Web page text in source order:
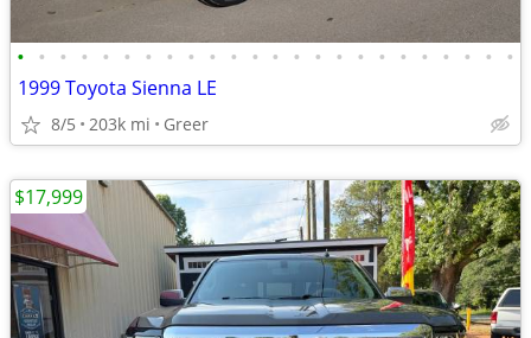
• • • • • • • • • • • • • • • • • • • • • • • •
1999 Toyota Sienna LE
8/5 203k mi Greer
$17,999